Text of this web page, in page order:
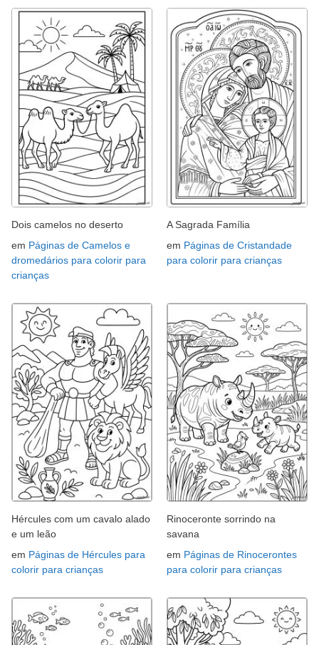
Dois camelos no deserto
em Páginas de Camelos e
dromedários para colorir para
crianças
A Sagrada Família
em Páginas de Cristandade
para colorir para crianças
Hércules com um cavalo alado
e um leão
em Páginas de Hércules para
colorir para crianças
Rinoceronte sorrindo na
savana
em Páginas de Rinocerontes
para colorir para crianças